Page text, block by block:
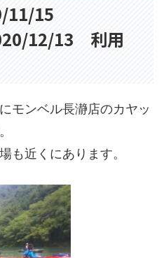
11/15
12/13 利用
モンベル長瀞店のカヤッ
も近くにあります。